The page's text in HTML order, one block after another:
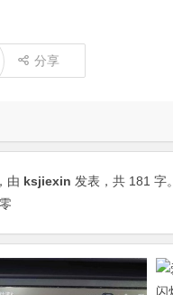
分享
，由 ksjiexin 发表，共 181 字。